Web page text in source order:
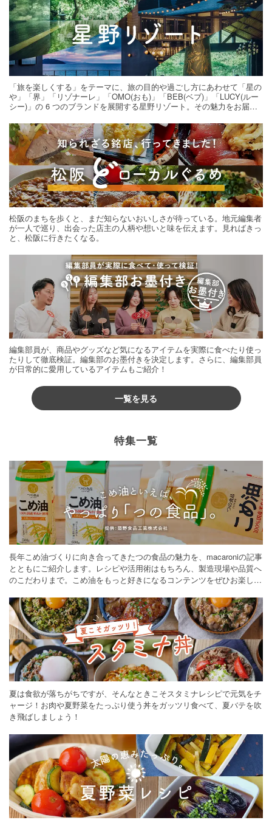
「旅を楽しくする」をテーマに、旅の目的や過ごし方にあわせて「星の
や」「界」「リゾナーレ」「OMO(おも)」「BEB(ベブ)」「LUCY(ルー
シー)」の 6 つのブランドを展開する星野リゾート。その魅力をお届け
松阪のまちを歩くと、まだ知らないおいしさが待っている。地元編集者
が一人で巡り、出会った店主の人柄や想いと味を伝えます。見ればきっ
と、松阪に行きたくなる。
編集部員が、商品やグッズなど気になるアイテムを実際に食べたり使っ
たりして徹底検証。編集部のお墨付きを決定します。さらに、編集部員
が日常的に愛用しているアイテムもご紹介！
一覧を見る
特集一覧
長年こめ油づくりに向き合ってきたつの食品の魅力を、macaroniの記事
とともにご紹介します。レシピや活用術はもちろん、製造現場や品質へ
のこだわりまで。こめ油をもっと好きになるコンテンツをぜひお楽しみ
夏は食欲が落ちがちですが、そんなときこそスタミナレシピで元気をチ
ャージ！お肉や夏野菜をたっぷり使う丼をガッツリ食べて、夏バテを吹
き飛ばしましょう！